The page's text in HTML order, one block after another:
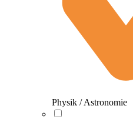
Physik / Astronomie